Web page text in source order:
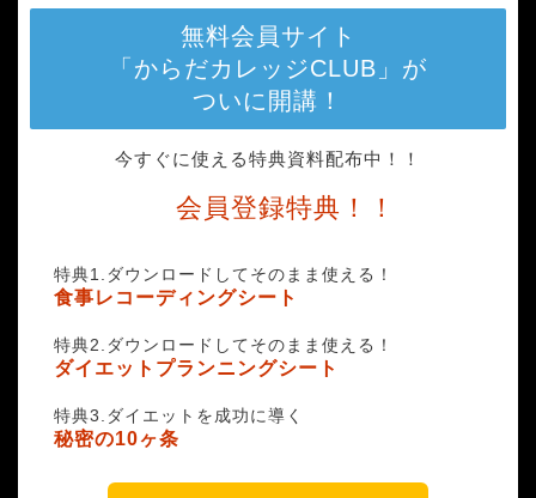
無料会員サイト
「からだカレッジCLUB」が
ついに開講！
今すぐに使える特典資料配布中！！
会員登録特典！！
特典1.ダウンロードしてそのまま使える！
食事レコーディングシート
特典2.ダウンロードしてそのまま使える！
ダイエットプランニングシート
特典3.ダイエットを成功に導く
秘密の10ヶ条